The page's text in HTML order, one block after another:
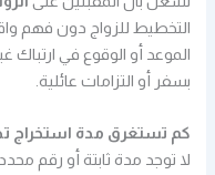
التخطيط للزواج دون فهم
الموعد أو الوقوع في ارتباك
بسفر أو التزامات عائلية.
كم تستغرق مدة استخراج
لا توجد مدة ثابتة أو رقم